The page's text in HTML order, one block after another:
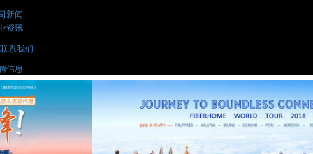
新闻
资讯
联系我们
信息